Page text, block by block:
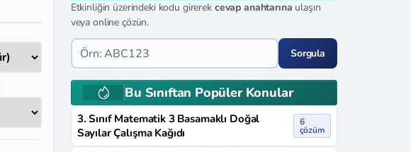
Etkinliğin üzerindeki kodu girerek cevap anahtarına ulaşın
veya online çözün.
Sorgula
Bu Sınıftan Popüler Konular
3. Sınıf Matematik 3 Basamaklı Doğal
Sayılar Çalışma Kağıdı
6
çözüm